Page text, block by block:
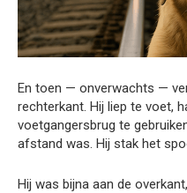
En toen — onverwachts —
rechterkant. Hij liep te voet,
voetgangersbrug te
afstand was. Hij stak het
Hij was bijna aan de